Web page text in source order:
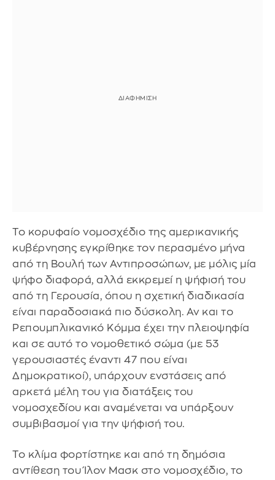
Το κορυφαίο νομοσχέδιο της αμερικανικής
κυβέρνησης εγκρίθηκε τον περασμένο μήνα
από τη Βουλή των Αντιπροσώπων, με μόλις μία
ψήφο διαφορά, αλλά εκκρεμεί η ψήφισή του
από τη Γερουσία, όπου η σχετική διαδικασία
είναι παραδοσιακά πιο δύσκολη. Αν και το
Ρεπουμπλικανικό Κόμμα έχει την πλειοψηφία
και σε αυτό το νομοθετικό σώμα (με 53
γερουσιαστές έναντι 47 που είναι
Δημοκρατικοί), υπάρχουν ενστάσεις από
αρκετά μέλη του για διατάξεις του
νομοσχεδίου και αναμένεται να υπάρξουν
συμβιβασμοί για την ψήφισή του.
Το κλίμα φορτίστηκε και από τη δημόσια
αντίθεση του Ίλον Μασκ στο νομοσχέδιο, το